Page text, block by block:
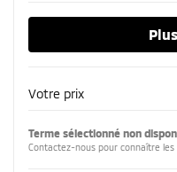
Votre prix
Terme sélectionné non
Contactez-nous pour connaître